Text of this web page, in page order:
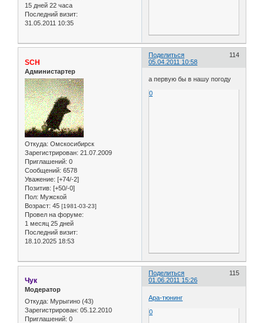
15 дней 22 часа
Последний визит:
31.05.2011 10:35
Поделиться
114
05.04.2011 10:58
SCH
Администартер
Откуда: Омскосибирск
Зарегистрирован: 21.07.2009
Приглашений: 0
Сообщений: 6578
Уважение: [+74/-2]
Позитив: [+50/-0]
Пол: Мужской
Возраст: 45 [1981-03-23]
Провел на форуме:
1 месяц 25 дней
Последний визит:
18.10.2025 18:53
а первую бы в нашу погоду
0
Поделиться
115
01.06.2011 15:26
Чук
Модератор
Откуда: Мурыгино (43)
Зарегистрирован: 05.12.2010
Приглашений: 0
Ара-тюнинг
0